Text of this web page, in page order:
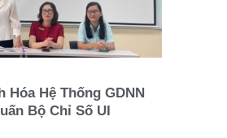
Hóa Hệ Thống GDNN
Bộ Chỉ Số UI